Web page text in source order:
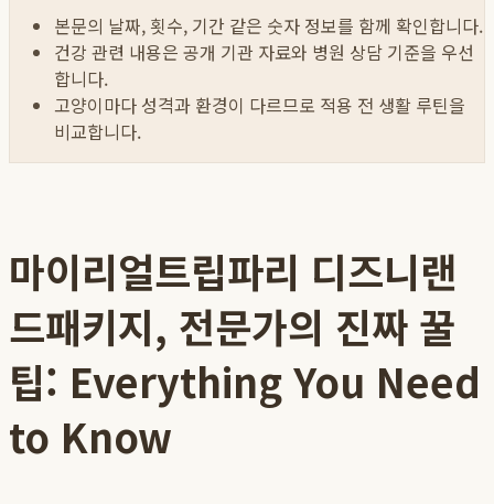
본문의 날짜, 횟수, 기간 같은 숫자 정보를 함께 확인합니다.
건강 관련 내용은 공개 기관 자료와 병원 상담 기준을 우선
합니다.
고양이마다 성격과 환경이 다르므로 적용 전 생활 루틴을
비교합니다.
마이리얼트립파리 디즈니랜
드패키지, 전문가의 진짜 꿀
팁: Everything You Need
to Know